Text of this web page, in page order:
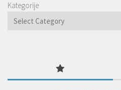
Kategorije